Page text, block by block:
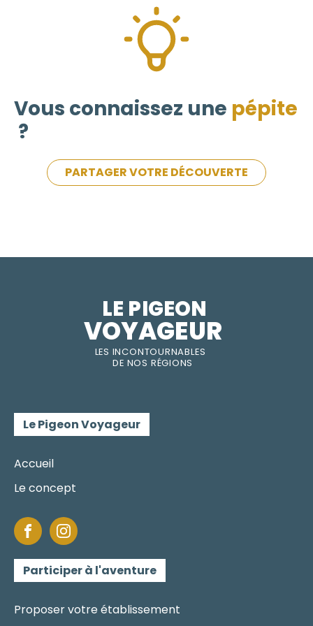
Vous connaissez une pépite
?
PARTAGER VOTRE DÉCOUVERTE
LES INCONTOURNABLES
DE NOS RÉGIONS
LE PIGEON
VOYAGEUR
Le Pigeon Voyageur
Accueil
Le concept
Participer à l'aventure
Proposer votre établissement